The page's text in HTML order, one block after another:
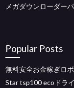
メガダウンローダー
Popular Posts
無料安全お金稼ぎロ
Star tsp100 ecoドラ